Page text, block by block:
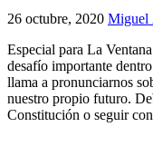
26 octubre, 2020 Miguel
Especial para La
desafío importante
llama a pronunciarnos
nuestro propio futuro.
Constitución o seguir